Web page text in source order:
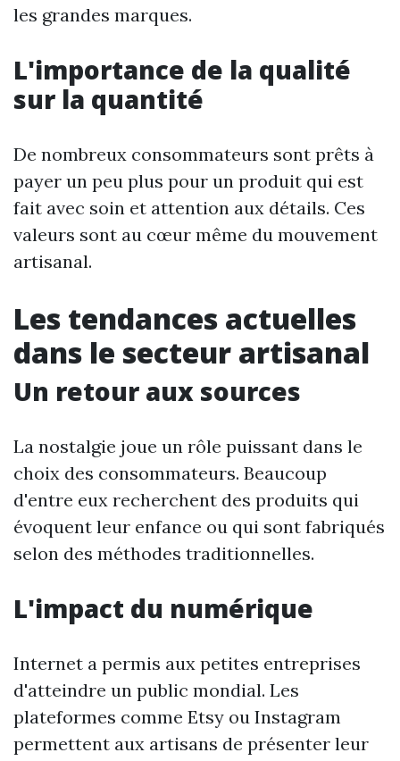
les grandes marques.
L'importance de la qualité
sur la quantité
De nombreux consommateurs sont prêts à
payer un peu plus pour un produit qui est
fait avec soin et attention aux détails. Ces
valeurs sont au cœur même du mouvement
artisanal.
Les tendances actuelles
dans le secteur artisanal
Un retour aux sources
La nostalgie joue un rôle puissant dans le
choix des consommateurs. Beaucoup
d'entre eux recherchent des produits qui
évoquent leur enfance ou qui sont fabriqués
selon des méthodes traditionnelles.
L'impact du numérique
Internet a permis aux petites entreprises
d'atteindre un public mondial. Les
plateformes comme Etsy ou Instagram
permettent aux artisans de présenter leur